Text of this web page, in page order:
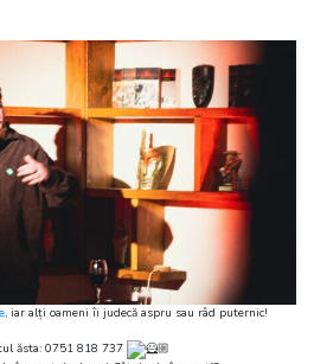
, iar alți oameni îi judecă aspru sau râd puternic!
ăsta: 0751 818 737